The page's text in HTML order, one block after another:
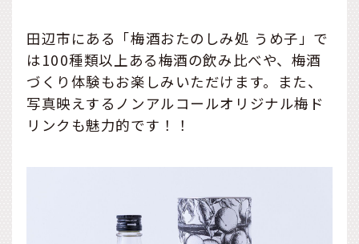
田辺市にある「梅酒おたのしみ処 うめ子」で
は100種類以上ある梅酒の飲み比べや、梅酒
づくり体験もお楽しみいただけます。また、
写真映えするノンアルコールオリジナル梅ド
リンクも魅力的です！！